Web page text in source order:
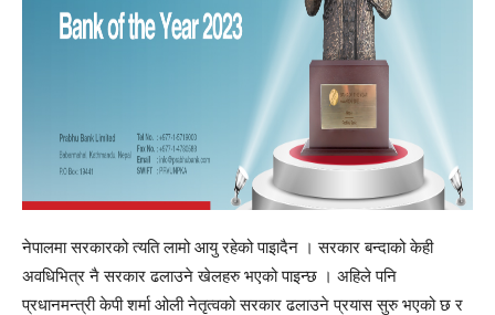
नेपालमा सरकारको त्यति लामो आयु रहेको पाइादैन । सरकार बन्दाको केही
अवधिभित्र नै सरकार ढलाउने खेलहरु भएको पाइन्छ । अहिले पनि
प्रधानमन्त्री केपी शर्मा ओली नेतृत्वको सरकार ढलाउने प्रयास सुरु भएको छ र